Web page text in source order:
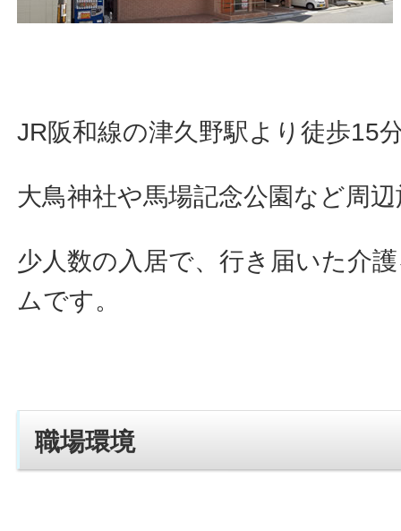
JR阪和線の津久野駅より徒歩15
大鳥神社や馬場記念公園など周
少人数の入居で、行き届いた介
ムです。
職場環境